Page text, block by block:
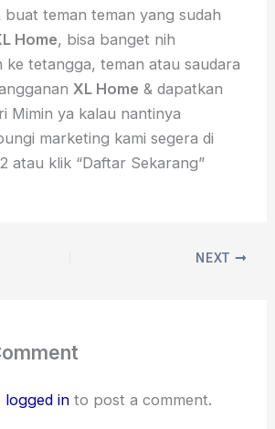
buat teman teman yang sudah
Home, bisa banget nih
ke tetangga, teman atau saudara
XL Home & dapatkan
Mimin ya kalau nantinya
marketing kami segera di
atau klik “Daftar Sekarang”
NEXT
logged into post a comment.